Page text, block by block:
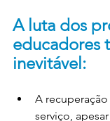
A luta dos
educadores
inevitável:
A
serviço,